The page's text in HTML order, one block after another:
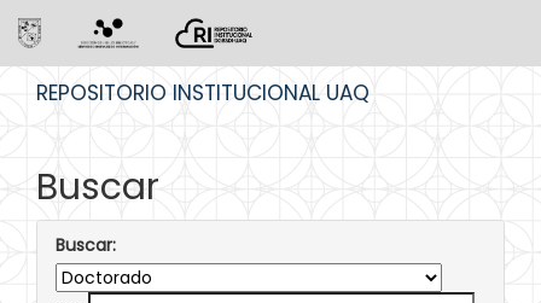
REPOSITORIO INSTITUCIONAL UAQ
Buscar
Buscar: